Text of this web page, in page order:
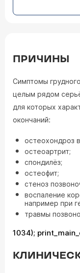
ПРИЧИНЫ
Симптомы
целым рядом
для которых
окончаний:
остеохондроз
остеоартрит;
спондилёз;
остеофит;
стеноз
воспаление
например при
травмы
1034);